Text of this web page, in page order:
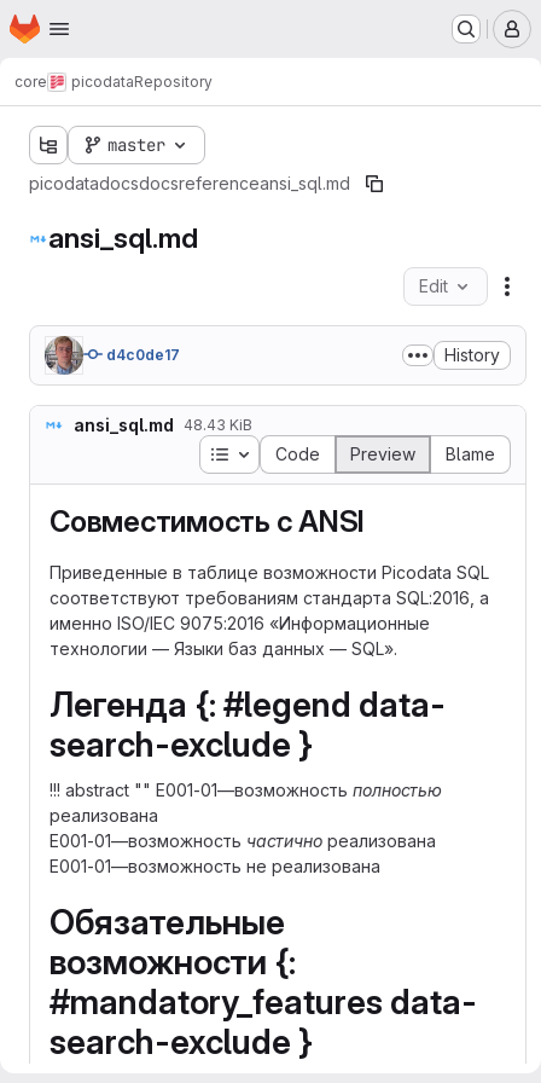
Skip to main content
Homepage
core picodataRepository
master
picodatadocsdocsreferenceansi_sql.md
ansi_sql.md
Edit
d4c0de17 History
ansi_sql.md 48.43 KiB
Table of contents
Code Preview Blame
Совместимость с ANSI
Приведенные в таблице возможности Picodata SQL
соответствуют требованиям стандарта SQL:2016, а
именно ISO/IEC 9075:2016 «Информационные
технологии — Языки баз данных — SQL».
Легенда {: #legend data-
search-exclude }
!!! abstract "" E001-01—возможность полностью
реализована
E001-01—возможность частично реализована
E001-01—возможность не реализована
Обязательные
возможности {:
#mandatory_features data-
search-exclude }